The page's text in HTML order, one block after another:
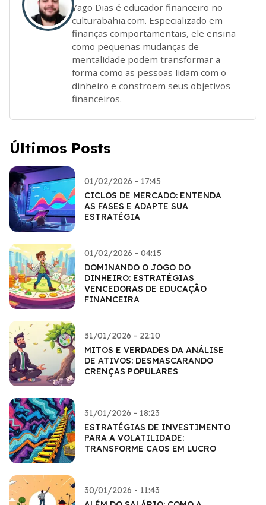
Yago Dias é educador financeiro no
culturabahia.com. Especializado em
finanças comportamentais, ele ensina
como pequenas mudanças de
mentalidade podem transformar a
forma como as pessoas lidam com o
dinheiro e constroem seus objetivos
financeiros.
Últimos Posts
01/02/2026 - 17:45
CICLOS DE MERCADO: ENTENDA
AS FASES E ADAPTE SUA
ESTRATÉGIA
01/02/2026 - 04:15
DOMINANDO O JOGO DO
DINHEIRO: ESTRATÉGIAS
VENCEDORAS DE EDUCAÇÃO
FINANCEIRA
31/01/2026 - 22:10
MITOS E VERDADES DA ANÁLISE
DE ATIVOS: DESMASCARANDO
CRENÇAS POPULARES
31/01/2026 - 18:23
ESTRATÉGIAS DE INVESTIMENTO
PARA A VOLATILIDADE:
TRANSFORME CAOS EM LUCRO
30/01/2026 - 11:43